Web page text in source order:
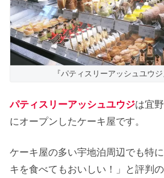
苺のタルト
クリスマスに食べたアント
ル)
パティスリーアッシュユウ
パティスリーアッシュユウ
パティスリーアッシュユウジ
『パティスリーアッシュユウ
パティスリーアッシュユウジは宜
にオープンしたケーキ屋です。
ケーキ屋の多い宇地泊周辺でも特
キを食べてもおいしい！」と評判